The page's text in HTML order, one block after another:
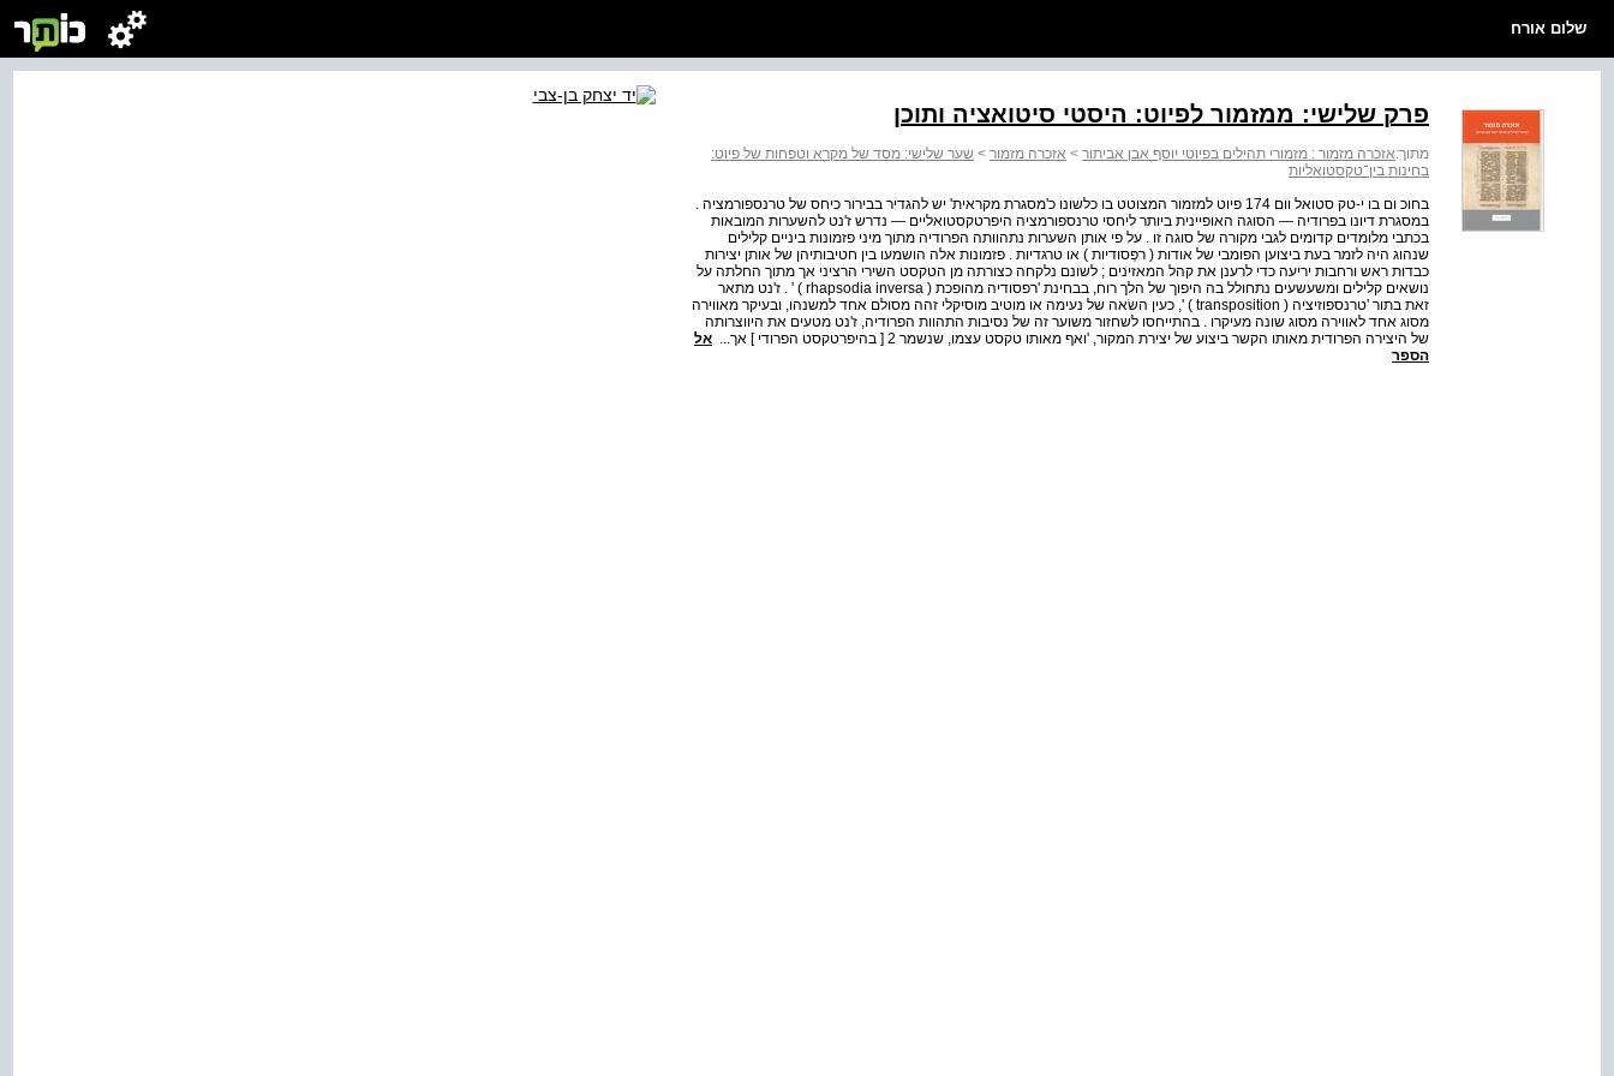
שלום אורח
פרק שלישי: ממזמור לפיוט: היסטי סיטואציה ותוכן
מתוך:אזכרה מזמור : מזמורי תהילים בפיוטי יוסף אבן אביתור > אזכרה מזמור > שער שלישי: מסד של מקרא וטפחות של פיוט:
בחינות בין־טקסטואליות
בחוכ ום בו י-טק סטואל וום 174 פיוט למזמור המצוטט בו כלשונו כ'מסגרת מקראית' יש להגדיר בבירור כיחס של טרנספורמציה .
במסגרת דיונו בפרודיה — הסוגה האופיינית ביותר ליחסי טרנספורמציה היפרטקסטואליים — נדרש ז'נט להשערות המובאות
בכתבי מלומדים קדומים לגבי מקורה של סוגה זו . על פי אותן השערות נתהוותה הפרודיה מתוך מיני פזמונות ביניים קלילים
שנהוג היה לזמר בעת ביצוען הפומבי של אודות ( רפְּסודיות ) או טרגדיות . פזמונות אלה הושמעו בין חטיבותיהן של אותן יצירות
כבדות ראש ורחבות יריעה כדי לרענן את קהל המאזינים ; לשונם נלקחה כצורתה מן הטקסט השירי הרציני אך מתוך החלתה על
נושאים קלילים ומשעשעים נתחולל בה היפוך של הלך רוח, בבחינת 'רפסודיה מהופכת ( rhapsodia inversa ) ' . ז'נט מתאר
זאת בתור 'טרנספוזיציה ( transposition ) ', כעין השׂאה של נעימה או מוטיב מוסיקלי זהה מסולם אחד למשנהו, ובעיקר מאווירה
מסוג אחד לאווירה מסוג שונה מעיקרו . בהתייחסו לשחזור משוער זה של נסיבות התהוות הפרודיה, ז'נט מטעים את היווצרותה
של היצירה הפרודית מאותו הקשר ביצוע של יצירת המקור, 'ואף מאותו טקסט עצמו, שנשמר 2 [ בהיפרטקסט הפרודי ] אך...
אל
הספר